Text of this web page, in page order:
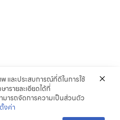
และประสบการณ์ที่ดีในการใช้
รายละเอียดได้ที่
มารถจัดการความเป็นส่วนตัว
ตั้งค่า